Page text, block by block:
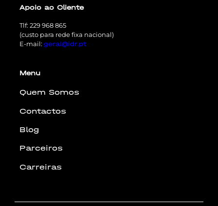
Apoio ao Cliente
Tlf: 229 968 865
(custo para rede fixa nacional)
E-mail: geral@idr.pt
Menu
Quem Somos
Contactos
Blog
Parceiros
Carreiras